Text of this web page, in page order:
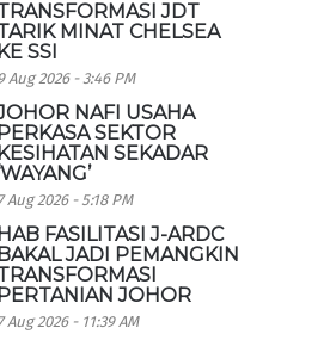
JDT
MINAT CHELSEA
KE SSI
Aug 2026 - 3:46 PM
NAFI USAHA
PERKASA SEKTOR
KESIHATAN SEKADAR
Aug 2026 - 5:18 PM
HAB FASILITASI J-ARDC
BAKAL JADI PEMANGKIN
PERTANIAN JOHOR
Aug 2026 - 11:39 AM